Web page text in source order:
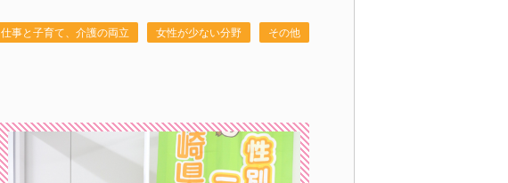
仕事と子育て、介護の両立 女性が少ない分野 その他